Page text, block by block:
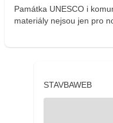
Památka UNESCO i
materiály nejsou jen pro
STAVBAWEB